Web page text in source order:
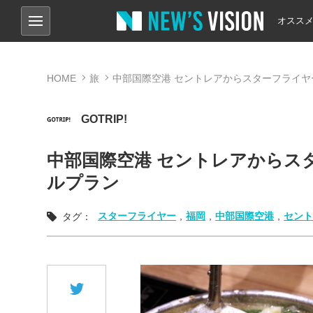
オスス
HOME 旅 中部国際空港 セントレアからスターフライ
GOTRIP!
中部国際空港 セントレアからス
ルプラン
タグ： スターフライヤー 福岡 中部国際空港 セン